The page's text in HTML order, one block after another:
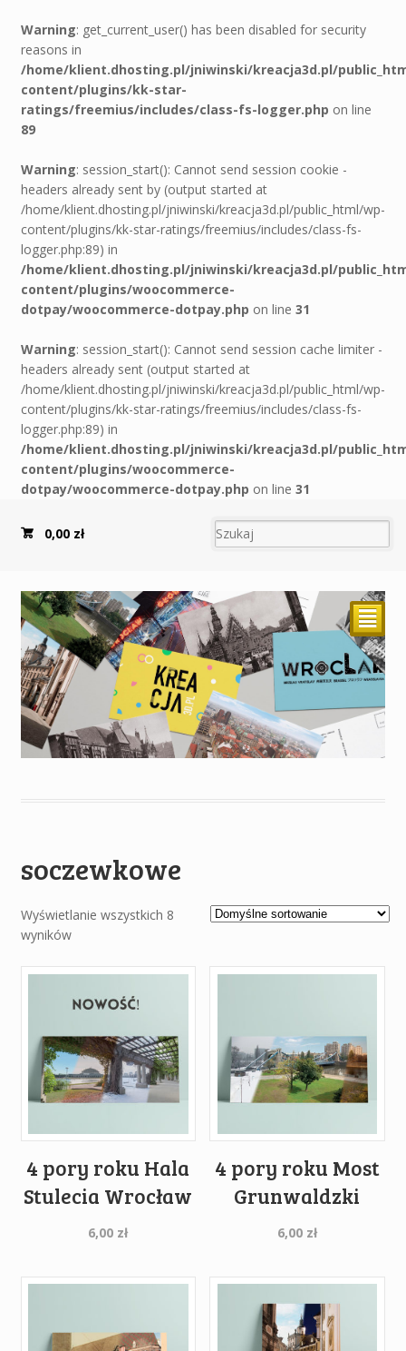
Warning: get_current_user() has been disabled for security
reasons in
/home/klient.dhosting.pl/jniwinski/kreacja3d.pl/
content/plugins/kk-star-
ratings/freemius/includes/class-fs-logger.php on line
89
Warning: session_start(): Cannot send session cookie -
headers already sent by (output started at
/home/klient.dhosting.pl/jniwinski/kreacja3d.pl/public_html/wp-
content/plugins/kk-star-ratings/freemius/includes/class-fs-
logger.php:89) in
/home/klient.dhosting.pl/jniwinski/kreacja3d.pl/
content/plugins/woocommerce-
dotpay/woocommerce-dotpay.php on line 31
Warning: session_start(): Cannot send session cache limiter -
headers already sent (output started at
/home/klient.dhosting.pl/jniwinski/kreacja3d.pl/public_html/wp-
content/plugins/kk-star-ratings/freemius/includes/class-fs-
logger.php:89) in
/home/klient.dhosting.pl/jniwinski/kreacja3d.pl/
content/plugins/woocommerce-
dotpay/woocommerce-dotpay.php on line 31
0,00 zł
²
soczewkowe
Wyświetlanie wszystkich 8
wyników
4 pory roku Hala
Stulecia Wrocław
6,00 zł
4 pory roku Most
Grunwaldzki
6,00 zł